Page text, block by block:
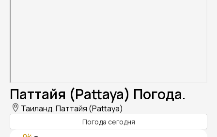
Паттайя (Pattaya) Погода.
Таиланд, Паттайя (Pattaya)
Погода сегодня